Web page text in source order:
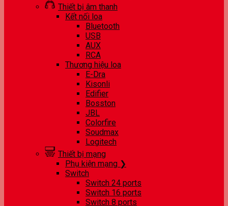
Thiết bị âm thanh
Kết nối loa
Bluetooth
USB
AUX
RCA
Thương hiệu loa
E-Dra
Kisonli
Edifier
Bosston
JBL
Colorfire
Soudmax
Logitech
Thiết bị mạng
Phụ kiện mạng ❯
Switch
Switch 24 ports
Switch 16 ports
Switch 8 ports